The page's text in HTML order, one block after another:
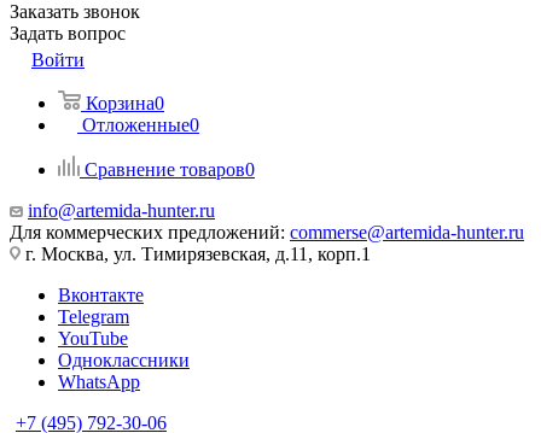
Заказать звонок
Задать вопрос
Войти
Корзина0
Отложенные0
Сравнение товаров0
info@artemida-hunter.ru
Для коммерческих предложений: commerse@artemida-hunter.ru
г. Москва, ул. Тимирязевская, д.11, корп.1
Вконтакте
Telegram
YouTube
Одноклассники
WhatsApp
+7 (495) 792-30-06